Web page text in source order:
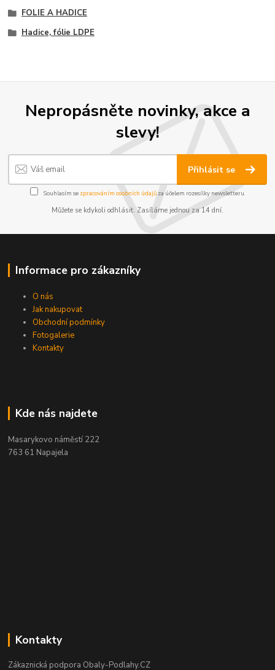
FOLIE A HADICE
Hadice, fólie LDPE
Nepropásněte novinky, akce a
slevy!
Přihlásit se
Souhlasím se zpracováním osobních údajůza účelem rozesílky newsletteru.
Můžete se kdykoli odhlásit. Zasíláme jednou za 14 dní.
Informace pro zákazníky
O nás
Jak nakupovat
Obchodní podmínky
Fotogalerie
Kontakty
Kde nás najdete
Masarykovo náměstí 222
763 61 Napajela
Kontakty
Zákaznická podpora Obaly-Podlahy.CZ